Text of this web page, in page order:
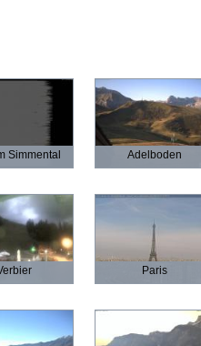
Simmental Adelboden
Paris